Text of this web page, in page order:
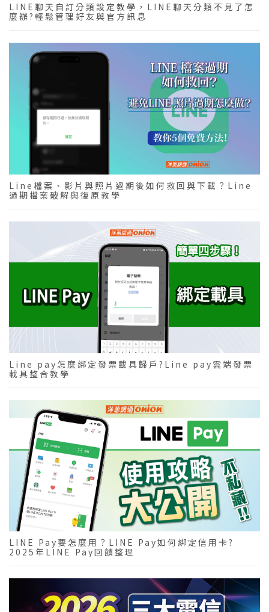
LINE聊天自訂分類設定教學，LINE聊天分類不見了怎
麼辦?輕鬆管理好友與官方訊息
Line檔案、影片與照片過期後如何救回與下載？Line
過期檔案破解與復原教學
Line pay怎麼綁定發票載具歸戶?Line pay雲端發票
載具整合教學
LINE Pay要怎麼用？LINE Pay如何綁定信用卡?
2025年LINE Pay回饋整理